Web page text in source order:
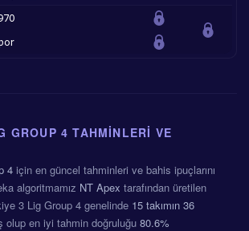
GROUP 4 TAHMINLERI VE
4 için en güncel tahminleri ve bahis ipuçlarını
algoritmamız NT Apex tarafından üretilen
3 Lig Group 4 genelinde 15 takımın 36
olup en iyi tahmin doğruluğu 80.6%